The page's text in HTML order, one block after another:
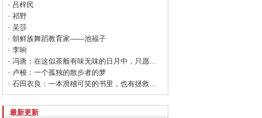
· 吕梓民
· 祁野
· 吴莎
· 朝鲜族舞蹈教育家——池福子
· 李响
· 冯唐：在这似茶般有味无味的日月中，只愿你我间或有酒得进。
· 卢梭：一个孤独的散步者的梦
最新更新